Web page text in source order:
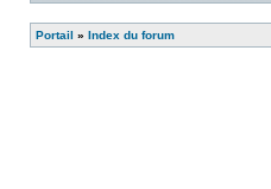
Portail » Index du forum